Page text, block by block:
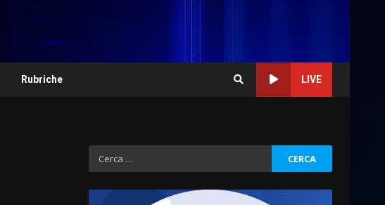
Rubriche LIVE
Ricerca
per: